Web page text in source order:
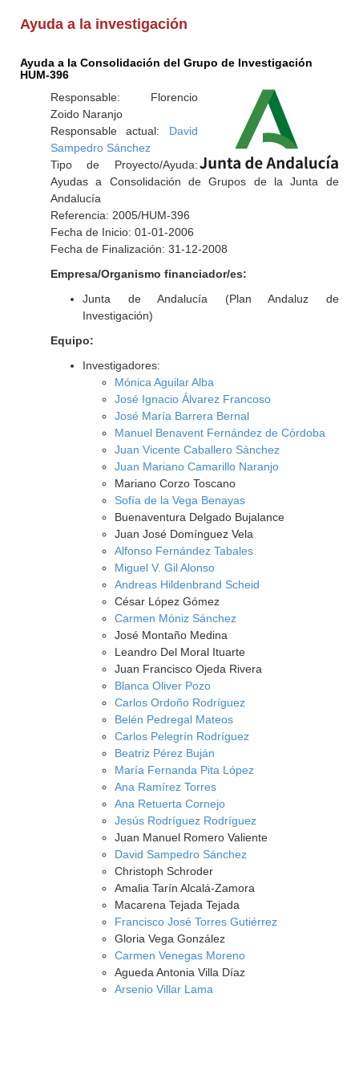
Ayuda a la investigación
Ayuda a la Consolidación del Grupo de Investigación
HUM-396
Responsable: Florencio
Zoido Naranjo
Responsable actual: David
Sampedro Sánchez
Tipo de Proyecto/Ayuda:
Ayudas a Consolidación de Grupos de la Junta de
Andalucía
Referencia: 2005/HUM-396
Fecha de Inicio: 01-01-2006
Fecha de Finalización: 31-12-2008
Empresa/Organismo financiador/es:
Junta de Andalucía (Plan Andaluz de
Investigación)
Equipo:
Investigadores:
Mónica Aguilar Alba
José Ignacio Álvarez Francoso
José María Barrera Bernal
Manuel Benavent Fernández de Córdoba
Juan Vicente Caballero Sánchez
Juan Mariano Camarillo Naranjo
Mariano Corzo Toscano
Sofía de la Vega Benayas
Buenaventura Delgado Bujalance
Juan José Domínguez Vela
Alfonso Fernández Tabales
Miguel V. Gil Alonso
Andreas Hildenbrand Scheid
César López Gómez
Carmen Móniz Sánchez
José Montaño Medina
Leandro Del Moral Ituarte
Juan Francisco Ojeda Rivera
Blanca Oliver Pozo
Carlos Ordoño Rodríguez
Belén Pedregal Mateos
Carlos Pelegrín Rodríguez
Beatriz Pérez Buján
María Fernanda Pita López
Ana Ramírez Torres
Ana Retuerta Cornejo
Jesús Rodríguez Rodríguez
Juan Manuel Romero Valiente
David Sampedro Sánchez
Christoph Schroder
Amalia Tarín Alcalá-Zamora
Macarena Tejada Tejada
Francisco José Torres Gutiérrez
Gloria Vega González
Carmen Venegas Moreno
Agueda Antonia Villa Díaz
Arsenio Villar Lama